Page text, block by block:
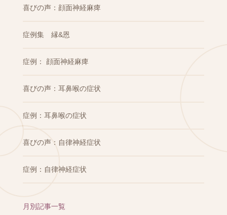
喜びの声：顔面神経麻痺
症例集 縁&恩
症例： 顔面神経麻痺
喜びの声：耳鼻喉の症状
症例：耳鼻喉の症状
喜びの声：自律神経症状
症例：自律神経症状
月別記事一覧